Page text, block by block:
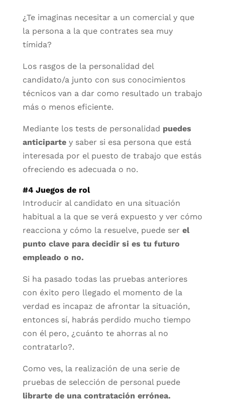
¿Te imaginas necesitar a un comercial y que
la persona a la que contrates sea muy
tímida?
Los rasgos de la personalidad del
candidato/a junto con sus conocimientos
técnicos van a dar como resultado un trabajo
más o menos eficiente.
Mediante los tests de personalidad puedes
anticipartey saber si esa persona que está
interesada por el puesto de trabajo que estás
ofreciendo es adecuada o no.
#4 Juegos de rol
Introducir al candidato en una situación
habitual a la que se verá expuesto y ver cómo
reacciona y cómo la resuelve, puede ser el
punto clave para decidir si es tu futuro
empleado o no.
Si ha pasado todas las pruebas anteriores
con éxito pero llegado el momento de la
verdad es incapaz de afrontar la situación,
entonces sí, habrás perdido mucho tiempo
con él pero, ¿cuánto te ahorras al no
contratarlo?.
Como ves, la realización de una serie de
pruebas de selección de personal puede
librarte de una contratación errónea.